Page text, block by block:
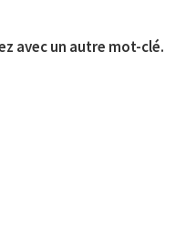
avec un autre mot-clé.